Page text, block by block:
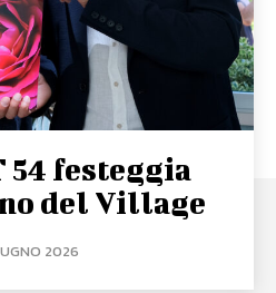
54 festeggia
del Village
2026